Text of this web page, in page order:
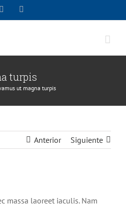
turpis
ut magna turpis
Anterior Siguiente
massa laoreet iaculis. Nam